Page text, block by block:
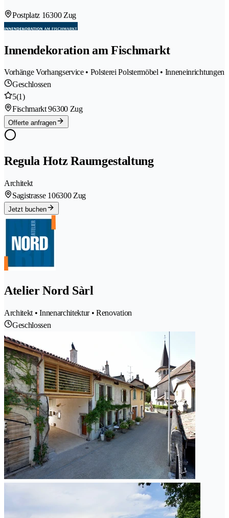
Postplatz 16300 Zug
Innendekoration am Fischmarkt
Vorhänge Vorhangservice • Polsterei Polstermöbel • Inneneinrichtungen
Geschlossen
5(1)
Fischmarkt 96300 Zug
Offerte anfragen
Regula Hotz Raumgestaltung
Architekt
Sagistrasse 106300 Zug
Jetzt buchen
Atelier Nord Sàrl
Architekt • Innenarchitektur • Renovation
Geschlossen